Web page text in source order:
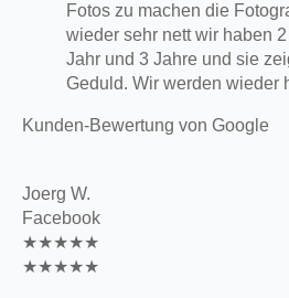
Fotos zu machen die
wieder sehr nett wir haben
Jahr und 3 Jahre und sie
Geduld. Wir werden wieder
Kunden-Bewertung von Google
Joerg W.
Facebook
★★★★★
★★★★★